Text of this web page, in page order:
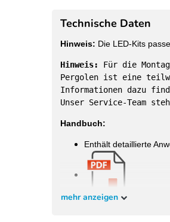
Technische Daten
Hinweis: Die LED-Kits
Hinweis:
Für die
Pergolen ist eine
Informationen dazu
Unser Service-Team
Handbuch:
Enthält detaillierte
mehr anzeigen